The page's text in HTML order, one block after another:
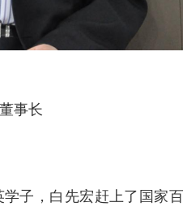
事长
子，白先宏赶上了国家